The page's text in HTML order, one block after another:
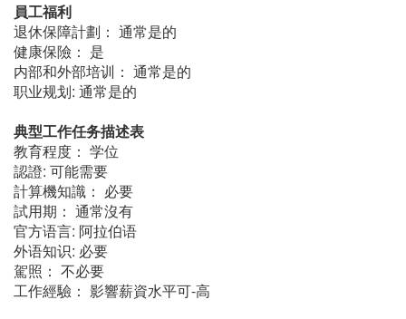
員工福利
退休保障計劃： 通常是的
健康保險： 是
内部和外部培训： 通常是的
职业规划: 通常是的
典型工作任务描述表
教育程度： 学位
認證: 可能需要
計算機知識： 必要
試用期： 通常沒有
官方语言: 阿拉伯语
外语知识: 必要
駕照： 不必要
工作經驗： 影響薪資水平可-高